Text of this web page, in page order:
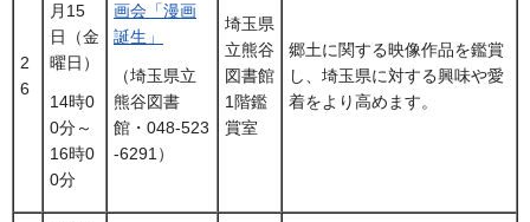
2
6
月15
日（金
曜日）
14時0
0分～
16時0
0分
画会「漫画
誕生」
（埼玉県立
熊谷図書
館・048-523
-6291）
埼玉県
立熊谷
図書館
1階鑑
賞室
郷土に関する映像作品を鑑賞
し、埼玉県に対する興味や愛
着をより高めます。